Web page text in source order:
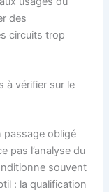
des
circuits trop
à vérifier sur le
passage obligé
pas l’analyse du
souvent
: la qualification